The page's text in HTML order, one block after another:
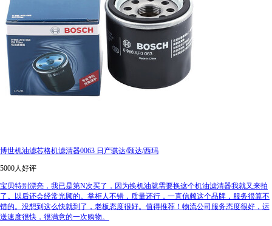
博世机油滤芯格机滤清器0063 日产骐达/颐达/西玛
5000人好评
宝贝特别漂亮，我已是第N次买了，因为换机油就需要换这个机油滤清器我就又来拍
了。以后还会经常光顾的。掌柜人不错，质量还行，一直信赖这个品牌，服务很算不
错的。没想到这么快就到了，老板态度很好。值得推荐！物流公司服务态度很好，运
送速度很快，很满意的一次购物。